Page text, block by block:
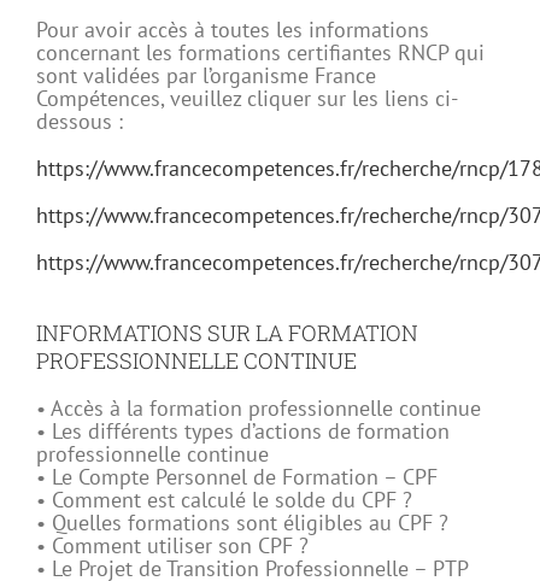
Pour avoir accès à toutes les informations
concernant les formations certifiantes RNCP qui
sont validées par l’organisme France
Compétences, veuillez cliquer sur les liens ci-
dessous :
https://www.francecompetences.fr/recherche/rncp/
https://www.francecompetences.fr/recherche/rncp/
https://www.francecompetences.fr/recherche/rncp/
INFORMATIONS SUR LA FORMATION
PROFESSIONNELLE CONTINUE
• Accès à la formation professionnelle continue
• Les différents types d’actions de formation
professionnelle continue
• Le Compte Personnel de Formation – CPF
• Comment est calculé le solde du CPF ?
• Quelles formations sont éligibles au CPF ?
• Comment utiliser son CPF ?
• Le Projet de Transition Professionnelle – PTP